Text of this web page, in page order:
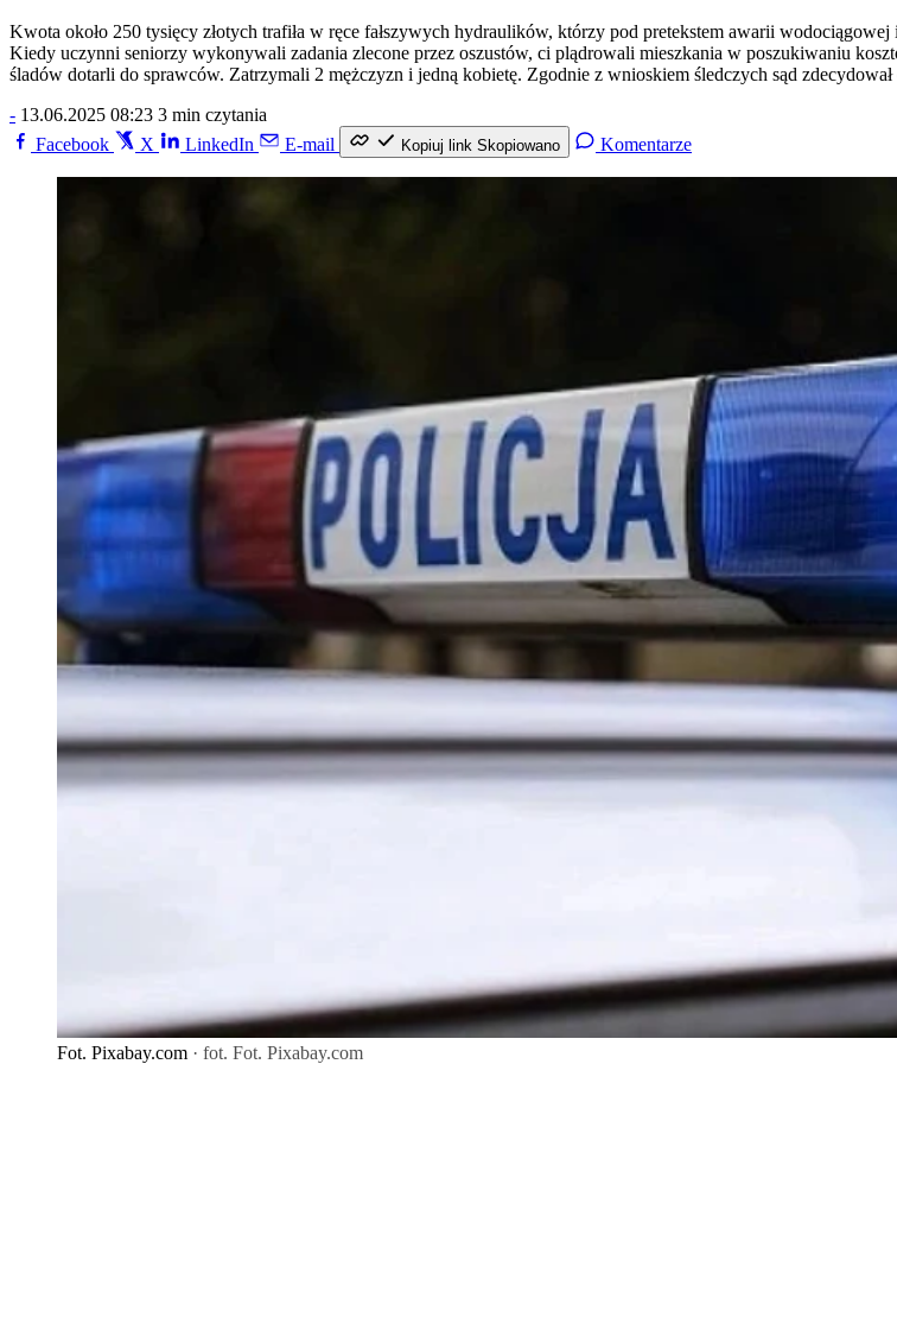
Kwota około 250 tysięcy złotych trafiła w ręce fałszywych hydraulików, którzy pod pretekstem awarii
Kiedy uczynni seniorzy wykonywali zadania zlecone przez oszustów, ci plądrowali mieszkania w poszukiwaniu
śladów dotarli do sprawców. Zatrzymali 2 mężczyzn i jedną kobietę. Zgodnie z wnioskiem śledczych sąd
- 13.06.2025 08:23 3 min czytania
Facebook
X LinkedIn E-mail Kopiuj link Skopiowano Komentarze
Fot. Pixabay.com · fot. Fot. Pixabay.com